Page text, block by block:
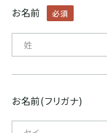
お名前 必須
お名前(フリガナ)
コスタリカ
ニカラグア